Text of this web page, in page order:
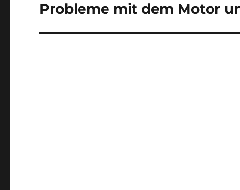
Probleme mit dem Motor